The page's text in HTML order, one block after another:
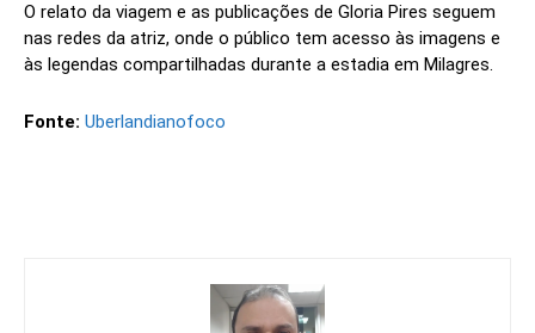
O relato da viagem e as publicações de Gloria Pires seguem
nas redes da atriz, onde o público tem acesso às imagens e
às legendas compartilhadas durante a estadia em Milagres.
Fonte: Uberlandianofoco